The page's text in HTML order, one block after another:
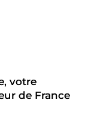
votre
de France